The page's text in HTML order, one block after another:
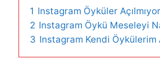
1 Instagram Öyküler Açılmıyor
2 Instagram Öykü Meseleyi
3 Instagram Kendi Öykülerim